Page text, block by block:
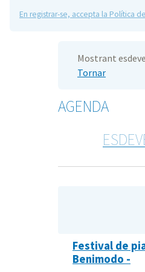
En registrar-se, accepta la Política
Mostrant
Tornar
AGENDA
Festival de
Benimodo -